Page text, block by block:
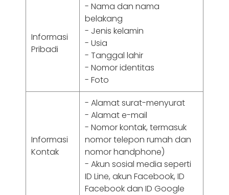
Informasi
Pribadi
- Nama dan nama
belakang
- Jenis kelamin
- Usia
- Tanggal lahir
- Nomor identitas
- Foto
Informasi
Kontak
- Alamat surat-menyurat
- Alamat e-mail
- Nomor kontak, termasuk
nomor telepon rumah dan
nomor handphone)
- Akun sosial media seperti
ID Line, akun Facebook, ID
Facebook dan ID Google